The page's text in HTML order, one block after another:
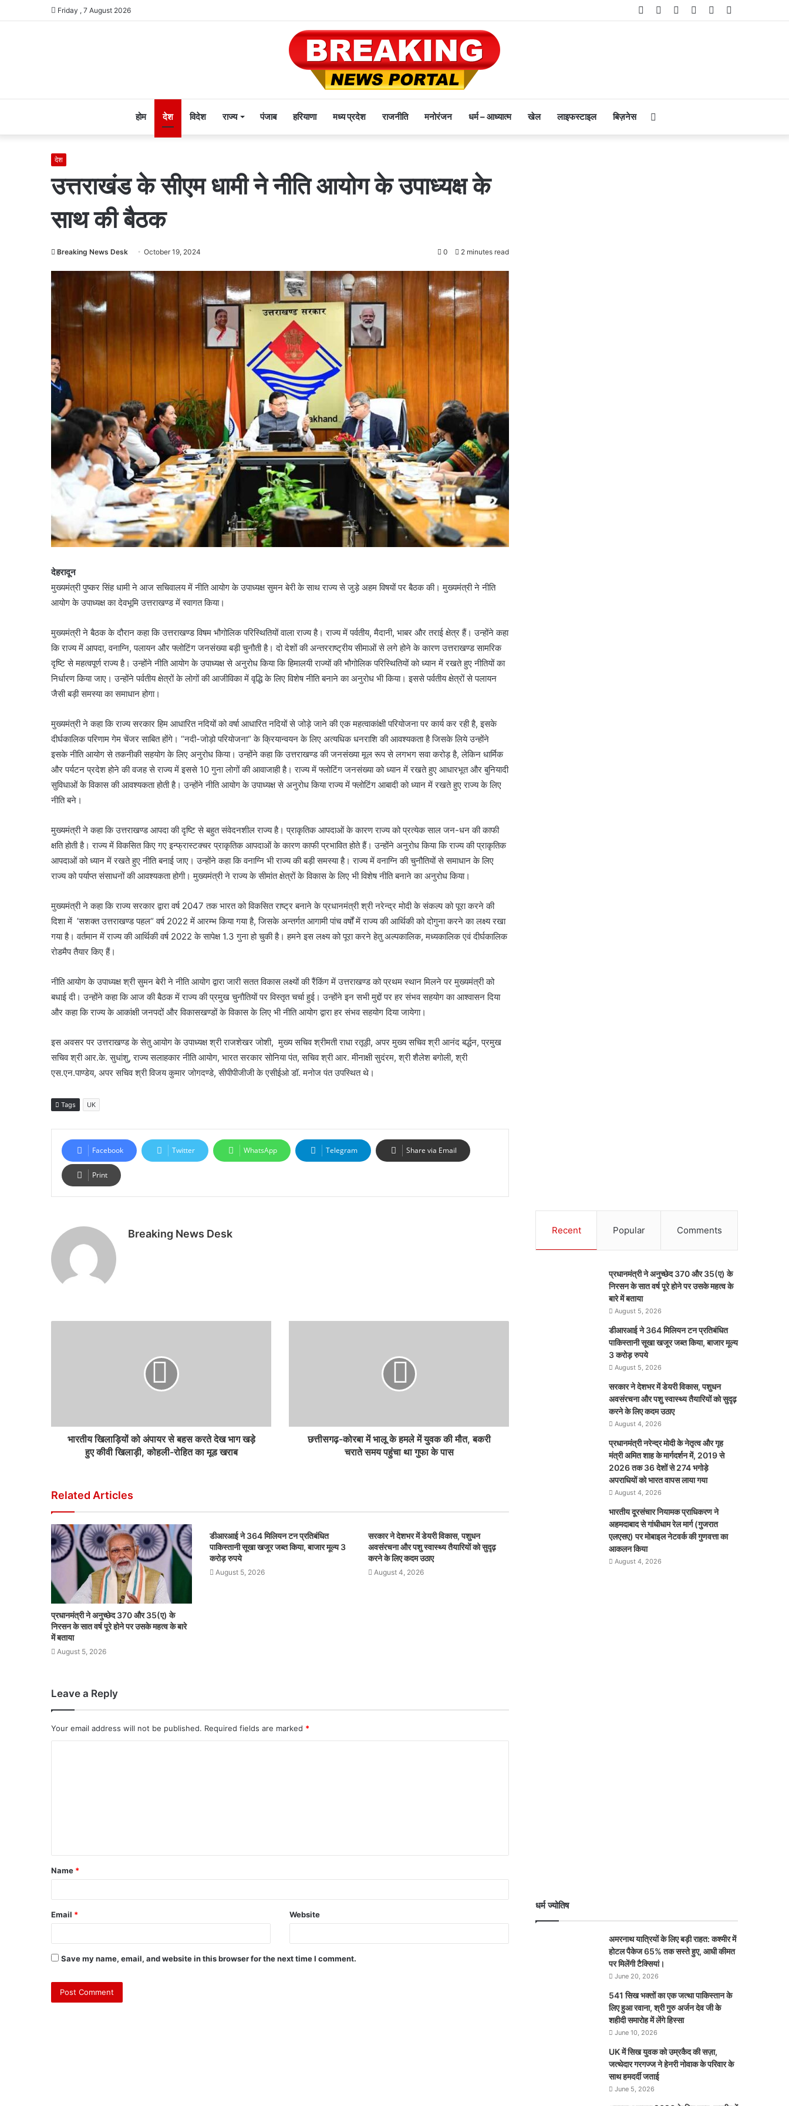
Friday , 7 August 2026 Telegram
Instagram
YouTube
Twitter
Facebook
होम देश विदेश राज्य पंजाब हरियाणा मध्य प्रदेश राजनीति मनोरंजन धर्म – आध्यात्म खेल लाइफस्टाइल बिज़नेस
देश
उत्तराखंड के सीएम धामी ने नीति आयोग के उपाध्यक्ष के
साथ की बैठक
Breaking News Desk October 19, 2024 0 2 minutes read
देहरादून
मुख्यमंत्री पुष्कर सिंह धामी ने आज सचिवालय में नीति आयोग के उपाध्यक्ष सुमन बेरी के साथ राज्य से जुड़े अहम विषयों पर बैठक की। मुख्यमंत्री ने नीति
आयोग के उपाध्यक्ष का देवभूमि उत्तराखण्ड में स्वागत किया।
मुख्यमंत्री ने बैठक के दौरान कहा कि उत्तराखण्ड विषम भौगोलिक परिस्थितियों वाला राज्य है। राज्य में पर्वतीय, मैदानी, भाबर और तराई क्षेत्र हैं। उन्होंने कहा
कि राज्य में आपदा, वनाग्नि, पलायन और फ्लोटिंग जनसंख्या बड़ी चुनौती है। दो देशों की अन्तरराष्ट्रीय सीमाओं से लगे होने के कारण उत्तराखण्ड सामरिक
दृष्टि से महत्वपूर्ण राज्य है। उन्होंने नीति आयोग के उपाध्यक्ष से अनुरोध किया कि हिमालयी राज्यों की भौगोलिक परिस्थितियों को ध्यान में रखते हुए नीतियों का
निर्धारण किया जाए। उन्होंने पर्वतीय क्षेत्रों के लोगों की आजीविका में वृद्धि के लिए विशेष नीति बनाने का अनुरोध भी किया। इससे पर्वतीय क्षेत्रों से पलायन
जैसी बड़ी समस्या का समाधान होगा।
मुख्यमंत्री ने कहा कि राज्य सरकार हिम आधारित नदियों को वर्षा आधारित नदियों से जोड़े जाने की एक महत्वाकांक्षी परियोजना पर कार्य कर रही है, इसके
दीर्घकालिक परिणाम गेम चेंजर साबित होंगे। “नदी-जोड़ो परियोजना“ के क्रियान्वयन के लिए अत्यधिक धनराशि की आवश्यकता है जिसके लिये उन्होंने
इसके नीति आयोग से तकनीकी सहयोग के लिए अनुरोध किया। उन्होंने कहा कि उत्तराखण्ड की जनसंख्या मूल रूप से लगभग सवा करोड़ है, लेकिन धार्मिक
और पर्यटन प्रदेश होने की वजह से राज्य में इससे 10 गुना लोगों की आवाजाही है। राज्य में फ्लोटिंग जनसंख्या को ध्यान में रखते हुए आधारभूत और बुनियादी
सुविधाओं के विकास की आवश्यकता होती है। उन्होंने नीति आयोग के उपाध्यक्ष से अनुरोध किया राज्य में फ्लोटिंग आबादी को ध्यान में रखते हुए राज्य के लिए
नीति बने।
मुख्यमंत्री ने कहा कि उत्तराखण्ड आपदा की दृष्टि से बहुत संवेदनशील राज्य है। प्राकृतिक आपदाओं के कारण राज्य को प्रत्येक साल जन-धन की काफी
क्षति होती है। राज्य में विकसित किए गए इन्फ्रास्टक्चर प्राकृतिक आपदाओं के कारण काफी प्रभावित होते हैं। उन्होंने अनुरोध किया कि राज्य की प्राकृतिक
आपदाओं को ध्यान में रखते हुए नीति बनाई जाए। उन्होंने कहा कि वनाग्नि भी राज्य की बड़ी समस्या है। राज्य में वनाग्नि की चुनौतियों से समाधान के लिए
राज्य को पर्याप्त संसाधनों की आवश्यकता होगी। मुख्यमंत्री ने राज्य के सीमांत क्षेत्रों के विकास के लिए भी विशेष नीति बनाने का अनुरोध किया।
मुख्यमंत्री ने कहा कि राज्य सरकार द्वारा वर्ष 2047 तक भारत को विकसित राष्ट्र बनाने के प्रधानमंत्री श्री नरेन्द्र मोदी के संकल्प को पूरा करने की
दिशा में ’सशक्त उत्तराखण्ड पहल“ वर्ष 2022 में आरम्भ किया गया है, जिसके अन्तर्गत आगामी पांच वर्षों में राज्य की आर्थिकी को दोगुना करने का लक्ष्य रखा
गया है। वर्तमान में राज्य की आर्थिकी वर्ष 2022 के सापेक्ष 1.3 गुना हो चुकी है। हमने इस लक्ष्य को पूरा करने हेतु अल्पकालिक, मध्यकालिक एवं दीर्घकालिक
रोडमैप तैयार किए हैं।
नीति आयोग के उपाध्यक्ष श्री सुमन बेरी ने नीति आयोग द्वारा जारी सतत विकास लक्ष्यों की रैंकिंग में उत्तराखण्ड को प्रथम स्थान मिलने पर मुख्यमंत्री को
बधाई दी। उन्होंने कहा कि आज की बैठक में राज्य की प्रमुख चुनौतियों पर विस्तृत चर्चा हुई। उन्होंने इन सभी मुद्दों पर हर संभव सहयोग का आश्वासन दिया
और कहा कि राज्य के आकांक्षी जनपदों और विकासखण्डों के विकास के लिए भी नीति आयोग द्वारा हर संभव सहयोग दिया जायेगा।
इस अवसर पर उत्तराखण्ड के सेतु आयोग के उपाध्यक्ष श्री राजशेखर जोशी, मुख्य सचिव श्रीमती राधा रतूड़ी, अपर मुख्य सचिव श्री आनंद बर्द्धन, प्रमुख
सचिव श्री आर.के. सुधांशु, राज्य सलाहकार नीति आयोग, भारत सरकार सोनिया पंत, सचिव श्री आर. मीनाक्षी सुदंरम, श्री शैलेश बगोली, श्री
एस.एन.पाण्डेय, अपर सचिव श्री विजय कुमार जोगदण्डे, सीपीपीजीजी के एसीईओ डॉ. मनोज पंत उपस्थित थे।
Tags UK
Facebook Twitter WhatsApp Telegram Share via Email
Print
Breaking News Desk
भारतीय खिलाड़ियों को अंपायर से बहस करते देख भाग खड़े
हुए कीवी खिलाड़ी, कोहली-रोहित का मूड खराब
छत्तीसगढ़-कोरबा में भालू के हमले में युवक की मौत, बकरी
चराते समय पहुंचा था गुफा के पास
Related Articles
प्रधानमंत्री ने अनुच्छेद 370 और 35(ए) के
निरसन के सात वर्ष पूरे होने पर उसके महत्व के बारे
में बताया
August 5, 2026
डीआरआई ने 364 मिलियन टन प्रतिबंधित
पाकिस्तानी सूखा खजूर जब्त किया, बाजार मूल्य 3
करोड़ रुपये
August 5, 2026
सरकार ने देशभर में डेयरी विकास, पशुधन
अवसंरचना और पशु स्वास्थ्य तैयारियों को सुदृढ़
करने के लिए कदम उठाए
August 4, 2026
Leave a Reply
Your email address will not be published. Required fields are marked *
Name *
Email * Website
Save my name, email, and website in this browser for the next time I comment.
Recent Popular Comments
प्रधानमंत्री ने अनुच्छेद 370 और 35(ए) के
निरसन के सात वर्ष पूरे होने पर उसके महत्व के
बारे में बताया
August 5, 2026
डीआरआई ने 364 मिलियन टन प्रतिबंधित
पाकिस्तानी सूखा खजूर जब्त किया, बाजार मूल्य
3 करोड़ रुपये
August 5, 2026
सरकार ने देशभर में डेयरी विकास, पशुधन
अवसंरचना और पशु स्वास्थ्य तैयारियों को सुदृढ़
करने के लिए कदम उठाए
August 4, 2026
प्रधानमंत्री नरेन्द्र मोदी के नेतृत्व और गृह
मंत्री अमित शाह के मार्गदर्शन में, 2019 से
2026 तक 36 देशों से 274 भगोड़े
अपराधियों को भारत वापस लाया गया
August 4, 2026
भारतीय दूरसंचार नियामक प्राधिकरण ने
अहमदाबाद से गांधीधाम रेल मार्ग (गुजरात
एलएसए) पर मोबाइल नेटवर्क की गुणवत्ता का
आकलन किया
August 4, 2026
धर्म ज्योतिष
अमरनाथ यात्रियों के लिए बड़ी राहत: कश्मीर में
होटल पैकेज 65% तक सस्ते हुए, आधी कीमत
पर मिलेंगी टैक्सियां।
June 20, 2026
541 सिख भक्तों का एक जत्था पाकिस्तान के
लिए हुआ रवाना, श्री गुरु अर्जन देव जी के
शहीदी समारोह में लेंगे हिस्सा
June 10, 2026
UK में सिख युवक को उम्रकैद की सज़ा,
जत्थेदार गरगज्ज ने हेनरी नोवाक के परिवार के
साथ हमदर्दी जताई
June 5, 2026